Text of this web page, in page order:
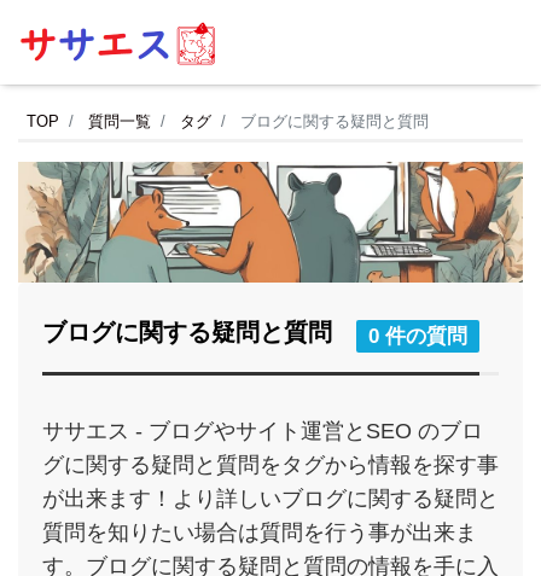
TOP 質問一覧 タグ ブログに関する疑問と質問
ブログに関する疑問と質問 0 件の質問
ササエス - ブログやサイト運営とSEO のブロ
グに関する疑問と質問をタグから情報を探す事
が出来ます！より詳しいブログに関する疑問と
質問を知りたい場合は質問を行う事が出来ま
す。ブログに関する疑問と質問の情報を手に入